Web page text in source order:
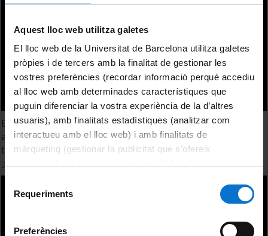
Aquest lloc web utilitza galetes
El lloc web de la Universitat de Barcelona utilitza galetes
pròpies i de tercers amb la finalitat de gestionar les
vostres preferències (recordar informació perquè accediu
al lloc web amb determinades característiques que
puguin diferenciar la vostra experiència de la d’altres
usuaris), amb finalitats estadístiques (analitzar com
interactueu amb el lloc web) i amb finalitats de
màrqueting (gestionar la publicitat que s’ofereix
consultar laPolítica de galetes del lloc web de la
Requeriments
Preferències
Experimental study on flint hammers use in Acheulean
and Mousterian workshop assemblages in the center of
the Iberian Peninsula. Víctor Lamas
22 octubre, 2015